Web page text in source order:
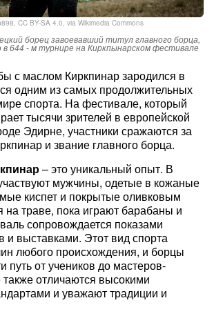
, CC BY-SA 4.0, via Wikimedia Commons
борец завоевавший титул главного борца,
в 644 - м турнире на Киркпынарском фестивале
с маслом Киркпинар зародился в
одним из самых продолжительных
спорта. На фестивале, который
тысячи зрителей в европейской
Эдирне, участники сражаются за
и звание главного борца.
– это уникальный опыт. В
мужчины, одетые в кожаные
киспет и покрытые оливковым
траве, пока играют барабаны и
сопровождается показами
и выставками. Этот вид спорта
любого происхождения, и борцы
путь от учеников до мастеров-
отличаются высокими
и уважают традиции и